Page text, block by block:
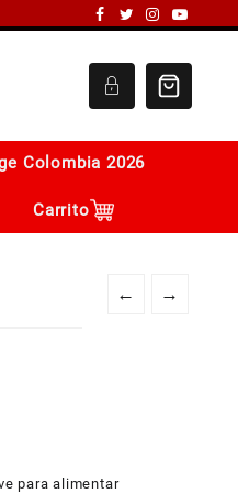
Colombia 2026
Carrito
← →
para alimentar